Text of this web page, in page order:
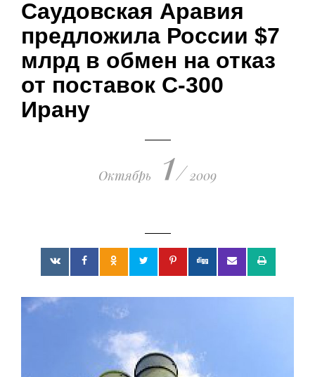
поражения киевских путчистов
19.03.2023 • 23:21
Саудовская Аравия
предложила России $7
млрд в обмен на отказ
от поставок С-300
Ирану
Октябрь 1/ 2009